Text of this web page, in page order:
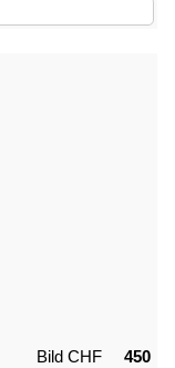
Bild CHF 450